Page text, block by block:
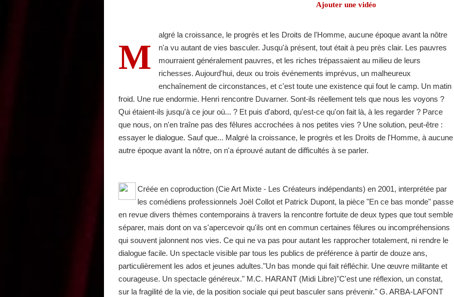
Ajouter une vidéo
M
algré la croissance, le progrès et les Droits de l'Homme, aucune époque avant la nôtre
n'a vu autant de vies basculer. Jusqu'à présent, tout était à peu près clair. Les pauvres
mourraient généralement pauvres, et les riches trépassaient au milieu de leurs
richesses. Aujourd'hui, deux ou trois événements imprévus, un malheureux
enchaînement de circonstances, et c'est toute une existence qui fout le camp. Un matin
froid. Une rue endormie. Henri rencontre Duvarner. Sont-ils réellement tels que nous les voyons ?
Qui étaient-ils jusqu'à ce jour où... ? Et puis d'abord, qu'est-ce qu'on fait là, à les regarder ? Parce
que nous, on n'en traîne pas des fêlures accrochées à nos petites vies ? Une solution, peut-être :
essayer le dialogue. Sauf que... Malgré la croissance, le progrès et les Droits de l'Homme, à aucune
autre époque avant la nôtre, on n'a éprouvé autant de difficultés à se parler.
Créée en coproduction (Cie Art Mixte - Les Créateurs indépendants) en 2001, interprétée par
les comédiens professionnels Joël Collot et Patrick Dupont, la pièce "En ce bas monde" passe
en revue divers thèmes contemporains à travers la rencontre fortuite de deux types que tout semble
séparer, mais dont on va s'apercevoir qu'ils ont en commun certaines fêlures ou incompréhensions
qui souvent jalonnent nos vies. Ce qui ne va pas pour autant les rapprocher totalement, ni rendre le
dialogue facile. Un spectacle visible par tous les publics de préférence à partir de douze ans,
particulièrement les ados et jeunes adultes."Un bas monde qui fait réfléchir. Une œuvre militante et
courageuse. Un spectacle généreux." M.C. HARANT (Midi Libre)"C'est une réflexion, un constat,
sur la fragilité de la vie, de la position sociale qui peut basculer sans prévenir." G. ARBA-LAFONT